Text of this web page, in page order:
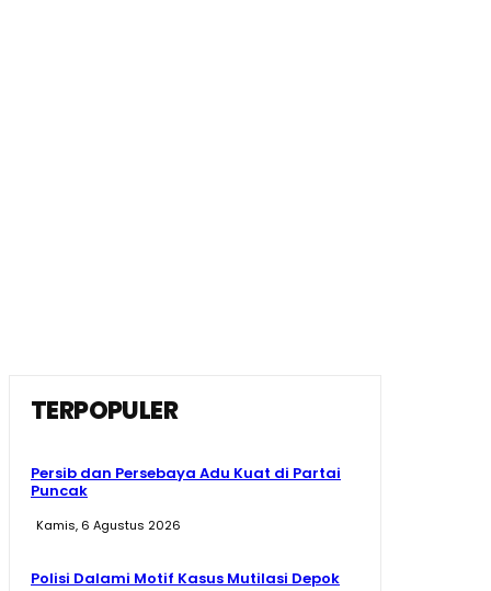
TERPOPULER
Persib dan Persebaya Adu Kuat di Partai
Puncak
Kamis, 6 Agustus 2026
Polisi Dalami Motif Kasus Mutilasi Depok